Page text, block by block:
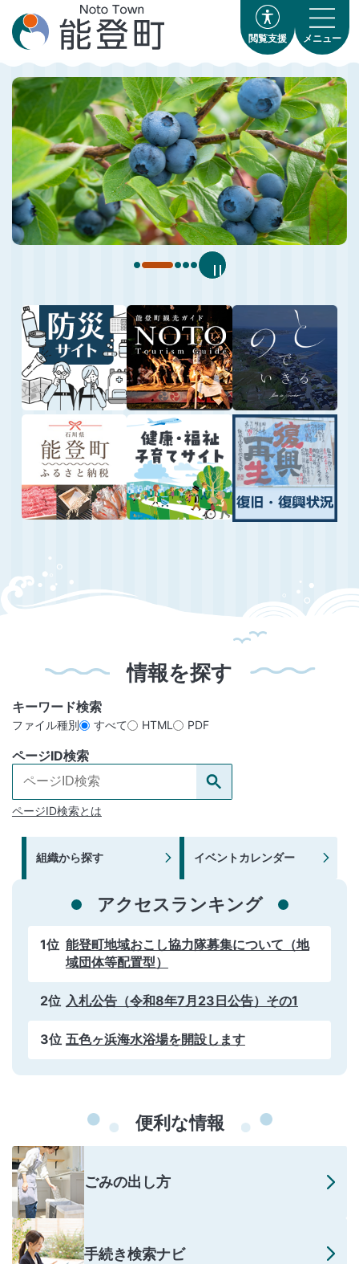
閲覧支援 メニュー
情報を探す
キーワード検索
ファイル種別 すべて HTML PDF
ページID検索
ページID検索とは
組織から探す イベントカレンダー
アクセスランキング
1位 能登町地域おこし協力隊募集について（地
域団体等配置型）
2位 入札公告（令和8年7月23日公告）その1
3位 五色ヶ浜海水浴場を開設します
便利な情報
ごみの出し方
手続き検索ナビ